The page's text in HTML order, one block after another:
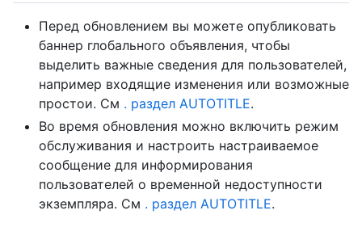
Перед обновлением вы можете опубликовать
баннер глобального объявления, чтобы
выделить важные сведения для пользователей,
например входящие изменения или возможные
простои. См . раздел AUTOTITLE.
Во время обновления можно включить режим
обслуживания и настроить настраиваемое
сообщение для информирования
пользователей о временной недоступности
экземпляра. См . раздел AUTOTITLE.